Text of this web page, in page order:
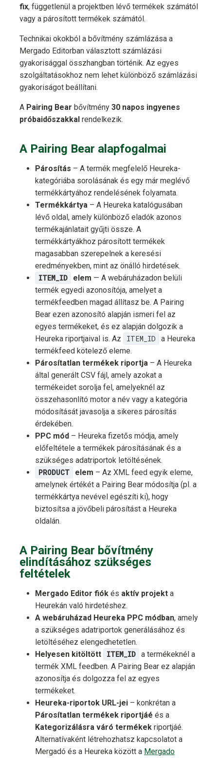
fix, függetlenül a projektben lévő termékek számától
vagy a párosított termékek számától.
Technikai okokból a bővítmény számlázása a
Mergado Editorban választott számlázási
gyakorisággal összhangban történik. Az egyes
szolgáltatásokhoz nem lehet különböző számlázási
gyakoriságot beállítani.
A Pairing Bear bővítmény 30 napos ingyenes
próbaidőszakkal rendelkezik.
A Pairing Bear alapfogalmai
Párosítás – A termék megfelelő Heureka-
kategóriába sorolásának és egy már meglévő
termékkártyához rendelésének folyamata.
Termékkártya – A Heureka katalógusában
lévő oldal, amely különböző eladók azonos
termékajánlatait gyűjti össze. A
termékkártyákhoz párosított termékek
magasabban szerepelnek a keresési
eredményekben, mint az önálló hirdetések.
ITEM_ID
elem — A webáruházadon belüli
termék egyedi azonosítója, amelyet a
termékfeedben magad állítasz be. A Pairing
Bear ezen azonosító alapján ismeri fel az
egyes termékeket, és ez alapján dolgozik a
Heureka riportjaival is. Az
ITEM_ID
a Heureka
termékfeed kötelező eleme.
Párosítatlan termékek riportja – A Heureka
által generált CSV fájl, amely azokat a
termékeidet sorolja fel, amelyeknél az
összehasonlító motor a név vagy a kategória
módosítását javasolja a sikeres párosítás
érdekében.
PPC mód – Heureka fizetős módja, amely
előfeltétele a termékek párosításának és a
szükséges adatriportok letöltésének.
PRODUCT
elem – Az XML feed egyik eleme,
amelynek értékét a Pairing Bear módosítja (pl. a
termékkártya nevével egészíti ki), hogy
biztosítsa a jövőbeli párosítást a Heureka
oldalán.
A Pairing Bear bővítmény
elindításához szükséges
feltételek
Mergado Editor fiók és aktív projekt a
Heurekán való hirdetéshez.
A webáruházad Heureka PPC módban, amely
a szükséges adatriportok generálásához és
letöltéséhez elengedhetetlen.
Helyesen kitöltött
ITEM_ID a termékeknél a
termék XML feedben. A Pairing Bear ez alapján
azonosítja és dolgozza fel az egyes
termékeket.
Heureka-riportok URL-jei – konkrétan a
Párosítatlan termékek riportjáé és a
Kategorizálásra váró termékek riportjáé.
Alternatívaként létrehozhatsz kapcsolatot a
Mergadó és a Heureka között a Mergado